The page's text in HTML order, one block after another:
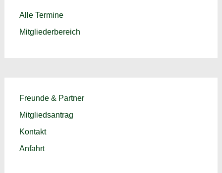
Alle Termine
Mitgliederbereich
Freunde & Partner
Mitgliedsantrag
Kontakt
Anfahrt